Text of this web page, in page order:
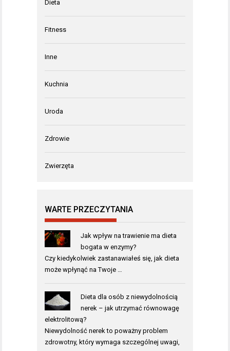
Dieta
Fitness
Inne
Kuchnia
Uroda
Zdrowie
Zwierzęta
WARTE PRZECZYTANIA
Jak wpływ na trawienie ma dieta
bogata w enzymy?
Czy kiedykolwiek zastanawiałeś się, jak dieta
może wpłynąć na Twoje …
Dieta dla osób z niewydolnością
nerek – jak utrzymać równowagę
elektrolitową?
Niewydolność nerek to poważny problem
zdrowotny, który wymaga szczególnej uwagi,